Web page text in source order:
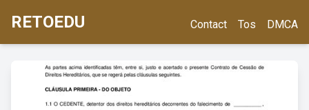
RETOEDU Contact Tos DMCA